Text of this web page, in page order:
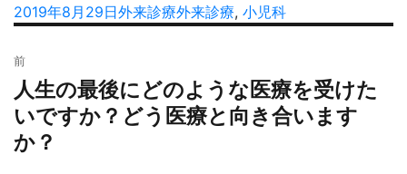
稿
投
日:
2019年8月29日カ
ー
外来診療タ
外来診療, 小児科
稿
ナ
ビ
ゲ
前
過
去
の
投
人生の最後にどのような医療を受けた
いですか？どう医療と向き合います
か？